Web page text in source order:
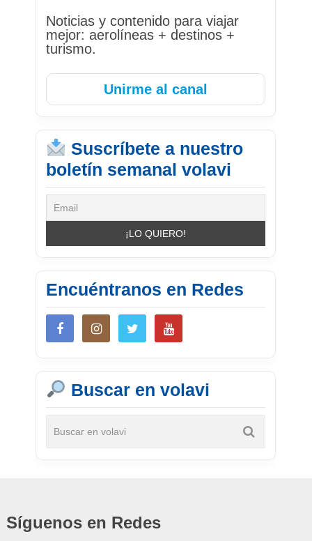
Noticias y contenido para viajar
mejor: aerolíneas + destinos +
turismo.
Unirme al canal
Suscríbete a nuestro
boletín semanal volavi
Encuéntranos en Redes
Buscar en volavi
Síguenos en Redes